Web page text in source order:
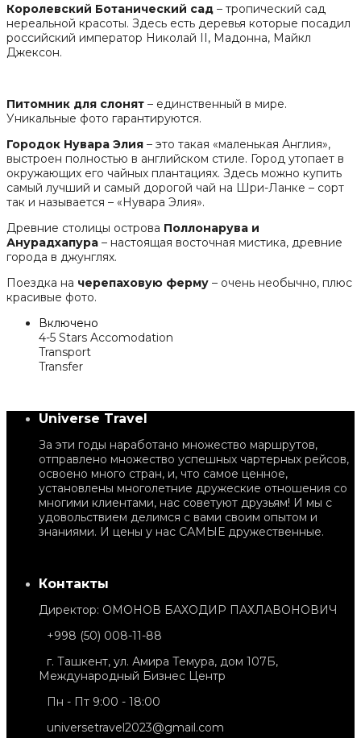
Королевский Ботанический сад – тропический сад
нереальной красоты. Здесь есть деревья которые посадил
российский император Николай II, Мадонна, Майкл
Джексон.
Питомник для слонят – единственный в мире.
Уникальные фото гарантируются.
Городок Нувара Элия – это такая «маленькая Англия»,
выстроен полностью в английском стиле. Город утопает в
окружающих его чайных плантациях. Здесь можно купить
самый лучший и самый дорогой чай на Шри-Ланке – сорт
так и называется – «Нувара Элия».
Древние столицы острова Поллонарува и
Анурадхапура – настоящая восточная мистика, древние
города в джунглях.
Поездка на черепаховую ферму – очень необычно, плюс
красивые фото.
Включено
4-5 Stars Accomodation
Transport
Transfer
Universe Travel
За эти годы наработано множество маршрутов,
отправлено множество успешных чартерных рейсов,
освоено много стран, и, что самое ценное,
установлены многолетние дружеские отношения со
многими клиентами, нас советуют друзьям! И мы с
удовольствием делимся с вами своим опытом и
знаниями. И цены у нас САМЫЕ дружественные.
Контакты
Директор: ОМОНОВ БАХОДИР ПАХЛАВОНОВИЧ
+998 (50) 008-11-88
г. Ташкент, ул. Амира Темура, дом 107Б,
Международный Бизнес Центр
Пн - Пт 9:00 - 18:00
universetravel2023@gmail.com